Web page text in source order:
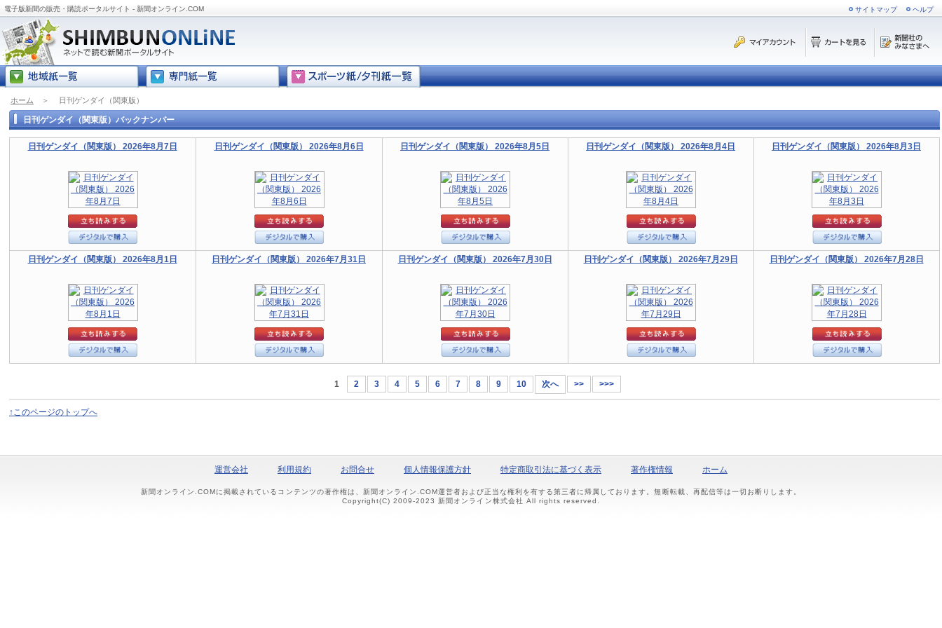
電子版新聞の販売・購読ポータルサイト - 新聞オンライン.COM サイトマップ ヘルプ
ホーム ＞ 日刊ゲンダイ（関東版）
日刊ゲンダイ（関東版）バックナンバー
日刊ゲンダイ（関東版） 2026年8月7日 日刊ゲンダイ（関東版） 2026年8月6日 日刊ゲンダイ（関東版） 2026年8月5日 日刊ゲンダイ（関東版） 2026年8月4日 日刊ゲンダイ（関東版） 2026年8月3日
日刊ゲンダイ（関東版） 2026年8月1日 日刊ゲンダイ（関東版） 2026年7月31日 日刊ゲンダイ（関東版） 2026年7月30日 日刊ゲンダイ（関東版） 2026年7月29日 日刊ゲンダイ（関東版） 2026年7月28日
1 2 3 4 5 6 7 8 9 10 次へ >> >>>
↑このページのトップへ
運営会社 利用規約 お問合せ 個人情報保護方針 特定商取引法に基づく表示 著作権情報 ホーム
新聞オンライン.COMに掲載されているコンテンツの著作権は、新聞オンライン.COM運営者および正当な権利を有する第三者に帰属しております。無断転載、再配信等は一切お断りします。
Copyright(C) 2009-2023 新聞オンライン株式会社 All rights reserved.